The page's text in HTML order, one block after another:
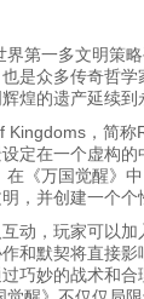
第一多文明策
是众多传奇哲
煌的遗产延续到
Kingdoms，简
定在一个虚构
《万国觉醒》
，并创建一个
互动，玩家可以
和默契将直接
巧妙的战术和